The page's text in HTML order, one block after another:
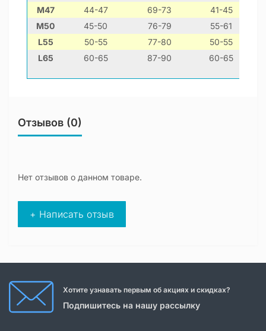
М47 44-47 69-73
41-45
M50
45-50 76-79
55-61
L55
50-55 77-80
50-55
L65
60-65 87-90 60-65
Отзывов (0)
Нет отзывов о данном товаре.
+ Написать отзыв
Хотите узнавать первым об акциях и скидках?
Подпишитесь на нашу рассылку